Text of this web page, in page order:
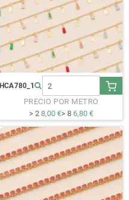
HCA780_1
PRECIO POR METRO
> 2 8,00 €> 8 6,80 €